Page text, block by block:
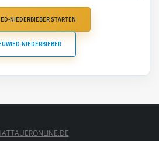
NIEDERBIEBER STARTEN
NIEDERBIEBER